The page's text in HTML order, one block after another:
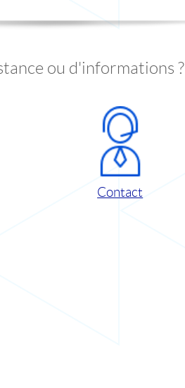
ou d'informations ?
Contact